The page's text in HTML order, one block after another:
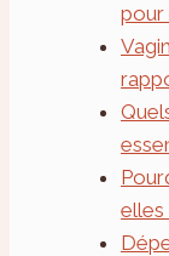
pour
elles